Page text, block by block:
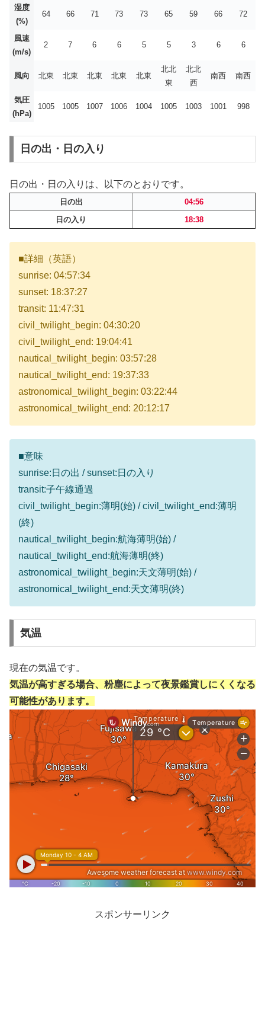
湿度
(%)
64 66 71 73 73 65 59 66 72
風速
(m/s)
2 7 6 6 5 5 3 6 6
風向 北東 北東 北東 北東 北東
北北
東
北北
西
南西 南西
気圧
(hPa)
1005 1005 1007 1006 1004 1005 1003 1001 998
日の出・日の入り
日の出・日の入りは、以下のとおりです。
日の出
04:56
日の入り
18:38
■詳細（英語）
sunrise: 04:57:34
sunset: 18:37:27
transit: 11:47:31
civil_twilight_begin: 04:30:20
civil_twilight_end: 19:04:41
nautical_twilight_begin: 03:57:28
nautical_twilight_end: 19:37:33
astronomical_twilight_begin: 03:22:44
astronomical_twilight_end: 20:12:17
■意味
sunrise:日の出 / sunset:日の入り
transit:子午線通過
civil_twilight_begin:薄明(始) / civil_twilight_end:薄明
(終)
nautical_twilight_begin:航海薄明(始) /
nautical_twilight_end:航海薄明(終)
astronomical_twilight_begin:天文薄明(始) /
astronomical_twilight_end:天文薄明(終)
気温
現在の気温です。
気温が高すぎる場合、粉塵によって夜景鑑賞しにくくなる
可能性があります。
スポンサーリンク